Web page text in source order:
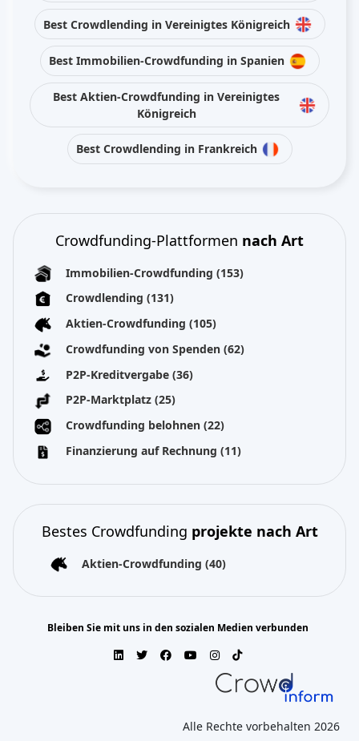
Best Crowdlending in Vereinigtes Königreich
Best Immobilien-Crowdfunding in Spanien
Best Aktien-Crowdfunding in Vereinigtes
Königreich
Best Crowdlending in Frankreich
Crowdfunding-Plattformen nach Art
Immobilien-Crowdfunding (153)
Crowdlending (131)
Aktien-Crowdfunding (105)
Crowdfunding von Spenden (62)
P2P-Kreditvergabe (36)
P2P-Marktplatz (25)
Crowdfunding belohnen (22)
Finanzierung auf Rechnung (11)
Bestes Crowdfunding projekte nach Art
Aktien-Crowdfunding (40)
Bleiben Sie mit uns in den sozialen Medien verbunden
Alle Rechte vorbehalten 2026